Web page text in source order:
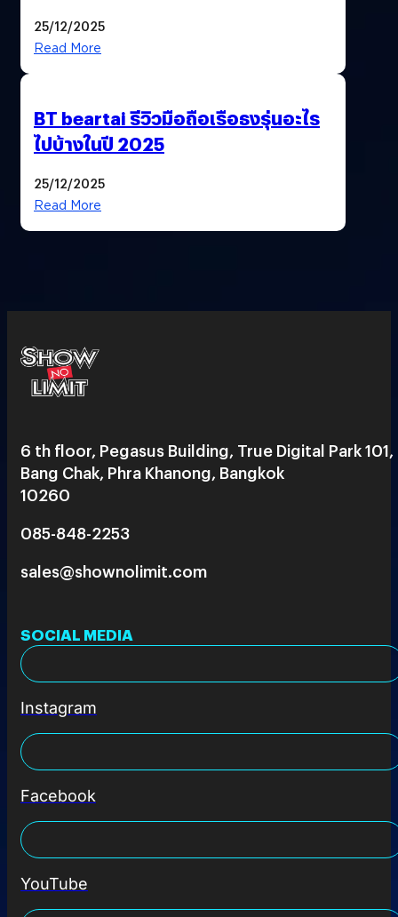
25/12/2025
Read More
BT beartai รีวิวมือถือเรือธงรุ่นอะไร
ไปบ้างในปี 2025
25/12/2025
Read More
6 th floor, Pegasus Building, True Digital Park 101,
Bang Chak, Phra Khanong, Bangkok
10260
085-848-2253
sales@shownolimit.com
SOCIAL MEDIA
Instagram
Facebook
YouTube